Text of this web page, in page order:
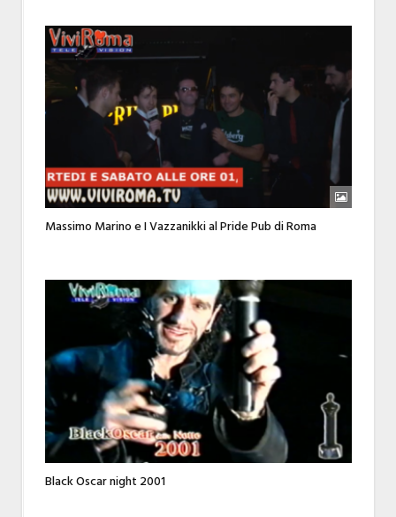
Massimo Marino e I Vazzanikki al Pride Pub di Roma
Black Oscar night 2001